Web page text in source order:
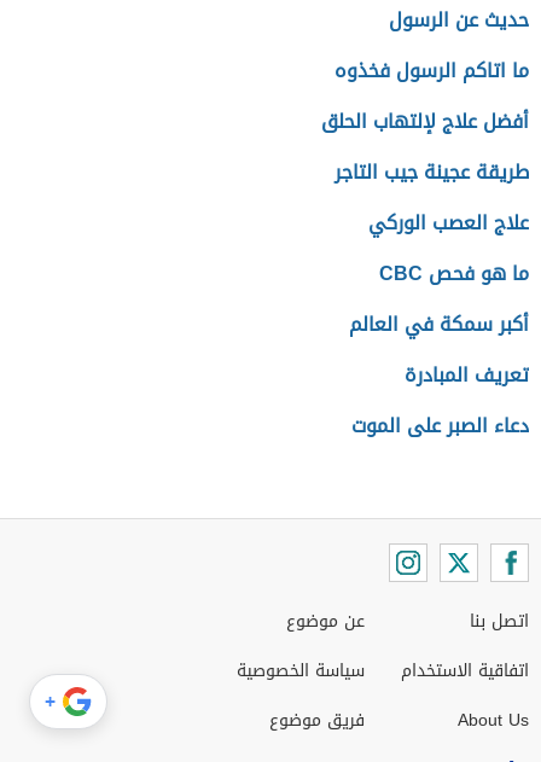
حديث عن الرسول
ما اتاكم الرسول فخذوه
أفضل علاج لإلتهاب الحلق
طريقة عجينة جيب التاجر
علاج العصب الوركي
ما هو فحص CBC
أكبر سمكة في العالم
تعريف المبادرة
دعاء الصبر على الموت
اتصل بنا
اتفاقية الاستخدام
About Us
عن موضوع
سياسة الخصوصية
فريق موضوع
+